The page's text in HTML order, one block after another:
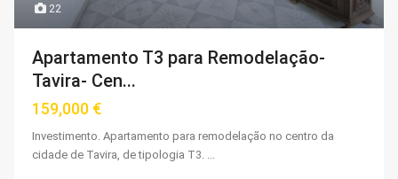
22
Apartamento T3 para Remodelação-
Tavira- Cen...
159,000 €
Investimento. Apartamento para remodelação no centro da
cidade de Tavira, de tipologia T3.